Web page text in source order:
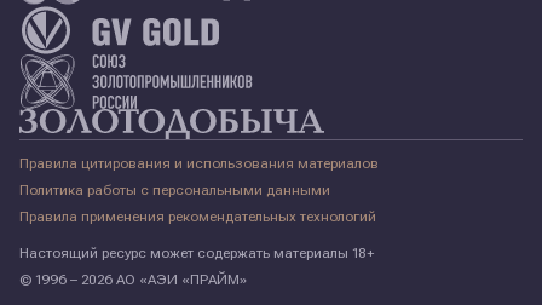
Правила цитирования и использования материалов
Политика работы с персональными данными
Правила применения рекомендательных технологий
Настоящий ресурс может содержать материалы 18+
© 1996 – 2026 АО «АЭИ «ПРАЙМ»